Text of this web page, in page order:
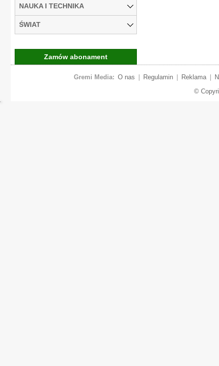
NAUKA I TECHNIKA
ŚWIAT
Zamów abonament
Gremi Media: O nas Regulamin Reklama
©